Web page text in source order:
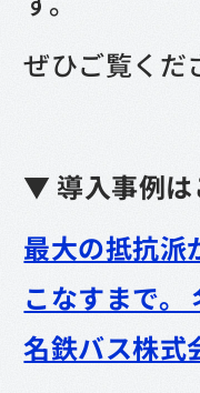
ぜひご覧くだ
▼ 導入事例は
最大の抵抗派
こなすまで。
名鉄バス株式